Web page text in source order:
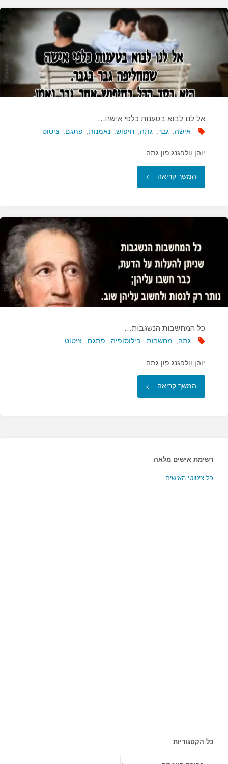
תנצח,
אולם…"
אל לנו לבוא בטענות כלפי אישה…
אישה גבר גתה חיפוש, נאמנות, פתגם ציטוט
יוהן וולפגנג פון גתה
המשך קריאה "אל
לבוא
כלפי
אישה…"
כל המחשבות הנשגבות…
גתה מחשבות פילוסופיה פתגם ציטוט
יוהן וולפגנג פון גתה
המשך קריאה "כל
רשימת אישים מלאה
כל ציטוטי האישים
כל הקטגוריות